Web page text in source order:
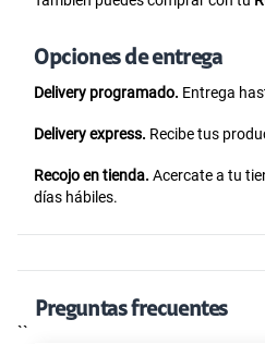
Opciones de entrega
Delivery programado. Entrega
Delivery express. Recibe tus
Recojo en tienda. Acercate a tu
días hábiles.
Preguntas frecuentes
``